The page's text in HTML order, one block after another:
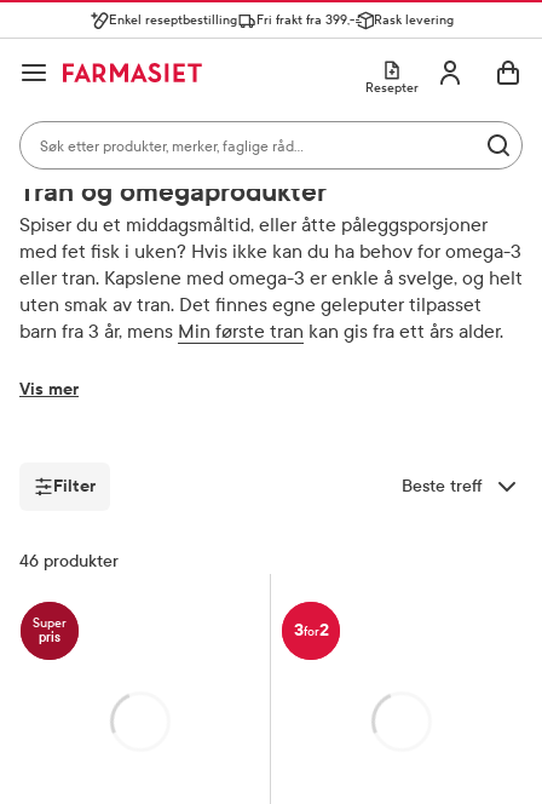
Enkel reseptbestilling Fri frakt fra 399,- Rask levering
GÅ TIL INNHOLD
TIL HANDLEKURVEN
Åpne
Søk i apotek
Utfør
Resepter Min profil
Hjem Tran og omegaprodukter
Tran og omegaprodukter
Spiser du et middagsmåltid, eller åtte påleggsporsjoner
med fet fisk i uken? Hvis ikke kan du ha behov for omega-3
eller tran. Kapslene med omega-3 er enkle å svelge, og helt
uten smak av tran. Det finnes egne geleputer tilpasset
barn fra 3 år, mens Min første tran kan gis fra ett års alder.
Vis mer
tilstrekkelig inntak av omega-3 året rundt, fordi kroppen
som de essensielle fettsyrene gir hjerte- og karsystemet,
Filter
Filter
46 produkter
Super
pris 3for2
Søk i apotek
Skriv inn minst ett tegn for å se forslag, eller trykk søk.
Mest søkte kategorier
Populære søk
solkrem
cerave